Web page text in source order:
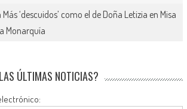
Más ‘descuidos’ como el de Doña Letizia en Misa
Monarquía
ÚLTIMAS NOTICIAS?